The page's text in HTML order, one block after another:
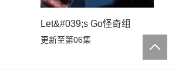
Let&#039;s Go怪奇组
更新至第06集